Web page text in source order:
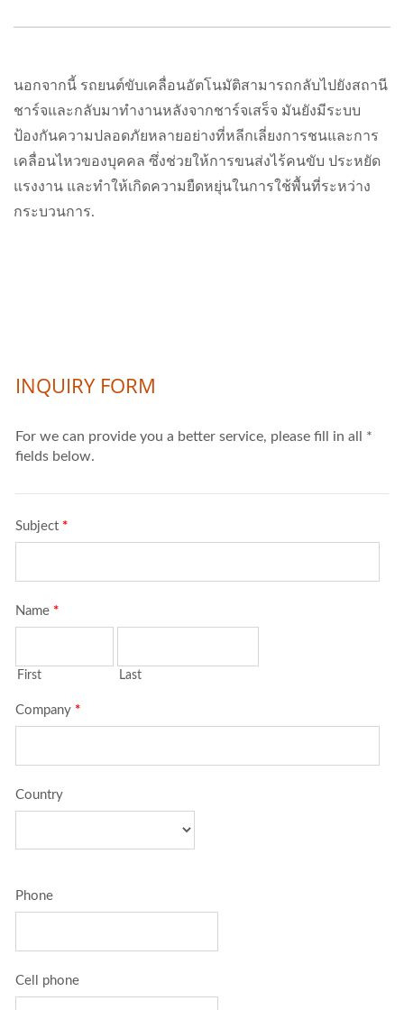
นอกจากนี้ รถยนต์ขับเคลื่อนอัตโนมัติสามารถกลับไปยังสถานี
ชาร์จและกลับมาทำงานหลังจากชาร์จเสร็จ มันยังมีระบบ
ป้องกันความปลอดภัยหลายอย่างที่หลีกเลี่ยงการชนและการ
เคลื่อนไหวของบุคคล ซึ่งช่วยให้การขนส่งไร้คนขับ ประหยัด
แรงงาน และทำให้เกิดความยืดหยุ่นในการใช้พื้นที่ระหว่าง
กระบวนการ.